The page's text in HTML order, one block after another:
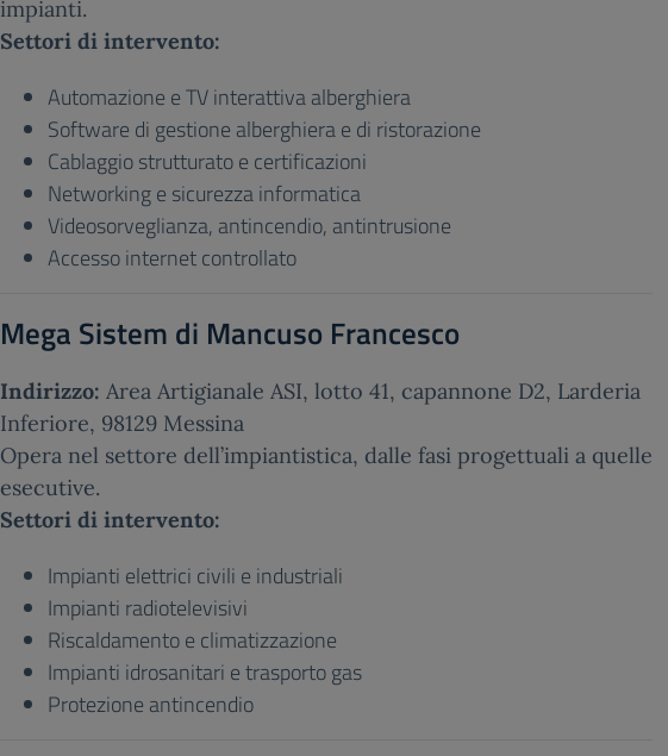
impianti.
Settori di intervento:
Automazione e TV interattiva alberghiera
Software di gestione alberghiera e di ristorazione
Cablaggio strutturato e certificazioni
Networking e sicurezza informatica
Videosorveglianza, antincendio, antintrusione
Accesso internet controllato
Mega Sistem di Mancuso Francesco
Indirizzo: Area Artigianale ASI, lotto 41, capannone D2, Larderia
Inferiore, 98129 Messina
Opera nel settore dell’impiantistica, dalle fasi progettuali a quelle
esecutive.
Settori di intervento:
Impianti elettrici civili e industriali
Impianti radiotelevisivi
Riscaldamento e climatizzazione
Impianti idrosanitari e trasporto gas
Protezione antincendio